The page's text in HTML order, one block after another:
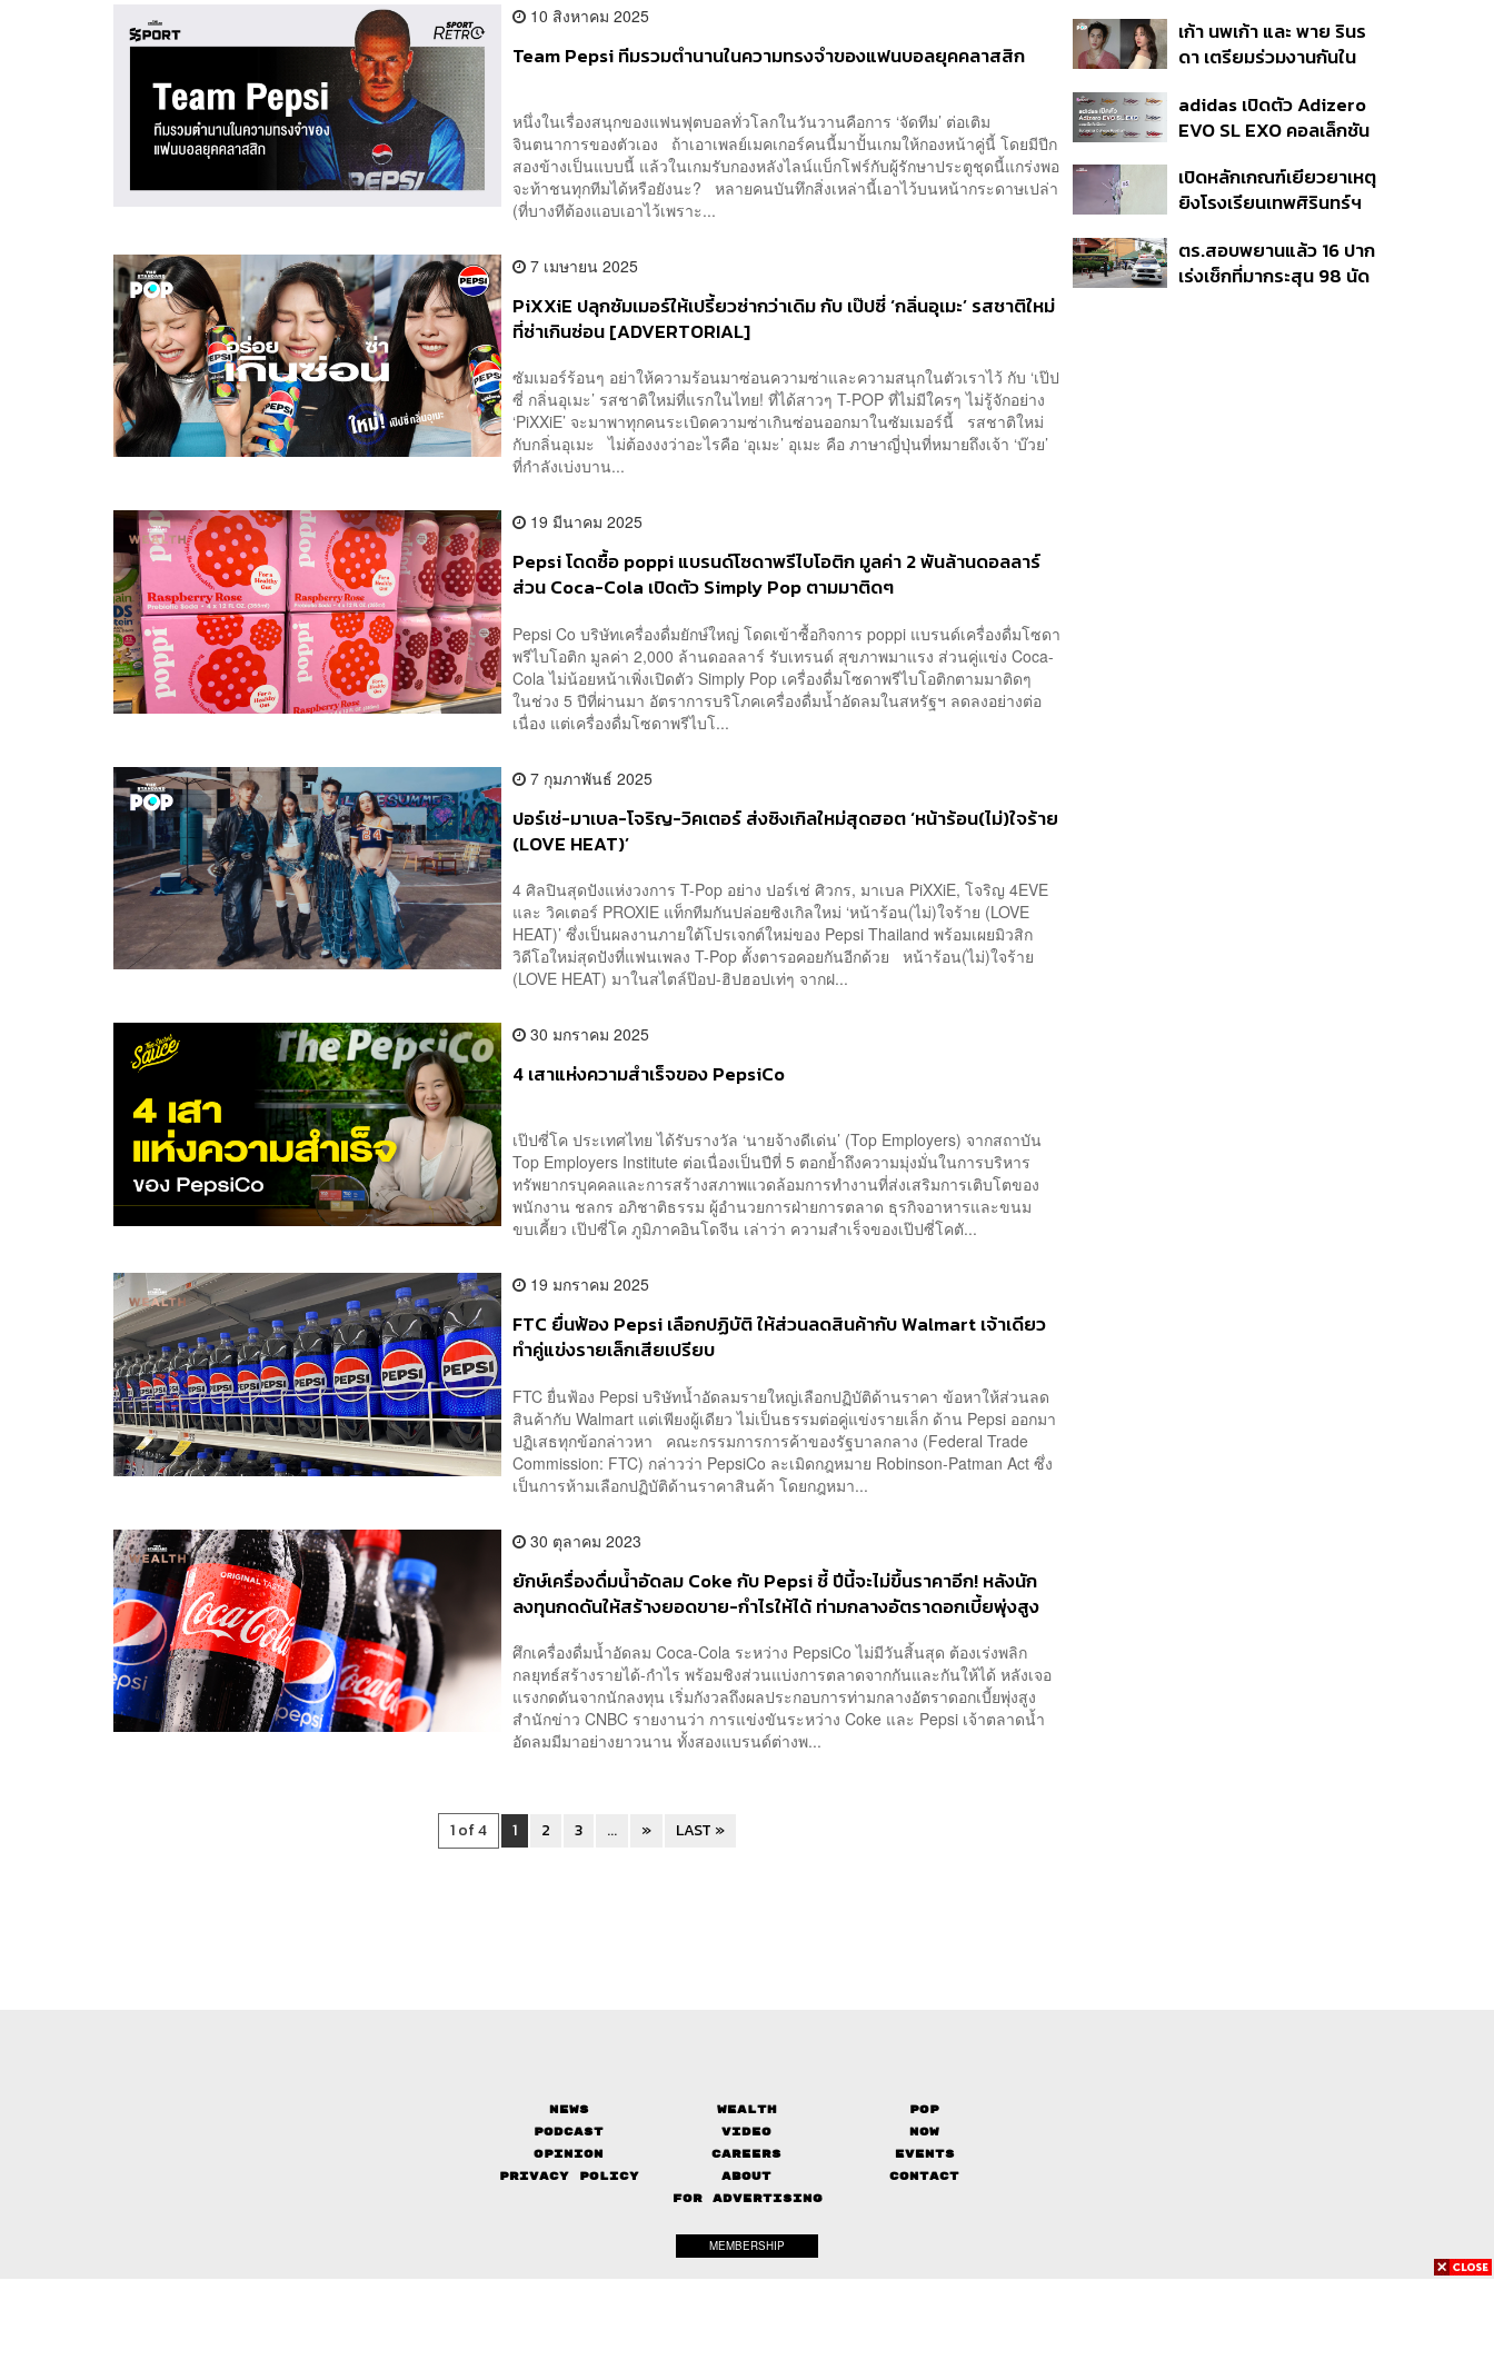
10 สิงหาคม 2025
Team Pepsi ทีมรวมตำนานในความทรงจำของแฟนบอลยุคคลาสสิก
หนึ่งในเรื่องสนุกของแฟนฟุตบอลทั่วโลกในวันวานคือการ ‘จัดทีม’ ต่อเติม
จินตนาการของตัวเอง ถ้าเอาเพลย์เมคเกอร์คนนี้มาปั้นเกมให้กองหน้าคู่นี้ โดยมีปีก
สองข้างเป็นแบบนี้ แล้วในเกมรับกองหลังไลน์แบ็กโฟร์กับผู้รักษาประตูชุดนี้แกร่งพอ
จะท้าชนทุกทีมได้หรือยังนะ? หลายคนบันทึกสิ่งเหล่านี้เอาไว้บนหน้ากระดาษเปล่า
(ที่บางทีต้องแอบเอาไว้เพราะ...
7 เมษายน 2025
PiXXiE ปลุกซัมเมอร์ให้เปรี้ยวซ่ากว่าเดิม กับ เป๊ปซี่ ‘กลิ่นอุเมะ’ รสชาติใหม่
ที่ซ่าเกินซ่อน [ADVERTORIAL]
ซัมเมอร์ร้อนๆ อย่าให้ความร้อนมาซ่อนความซ่าและความสนุกในตัวเราไว้ กับ ‘เป๊ป
ซี่ กลิ่นอุเมะ’ รสชาติใหม่ที่แรกในไทย! ที่ได้สาวๆ T-POP ที่ไม่มีใครๆ ไม่รู้จักอย่าง
‘PiXXiE’ จะมาพาทุกคนระเบิดความซ่าเกินซ่อนออกมาในซัมเมอร์นี้ รสชาติใหม่
กับกลิ่นอุเมะ ไม่ต้องงงว่าอะไรคือ ‘อุเมะ’ อุเมะ คือ ภาษาญี่ปุ่นที่หมายถึงเจ้า ‘บ๊วย’
ที่กำลังเบ่งบาน...
19 มีนาคม 2025
Pepsi โดดซื้อ poppi แบรนด์โซดาพรีไบโอติก มูลค่า 2 พันล้านดอลลาร์
ส่วน Coca-Cola เปิดตัว Simply Pop ตามมาติดๆ
Pepsi Co บริษัทเครื่องดื่มยักษ์ใหญ่ โดดเข้าซื้อกิจการ poppi แบรนด์เครื่องดื่มโซดา
พรีไบโอติก มูลค่า 2,000 ล้านดอลลาร์ รับเทรนด์ สุขภาพมาแรง ส่วนคู่แข่ง Coca-
Cola ไม่น้อยหน้าเพิ่งเปิดตัว Simply Pop เครื่องดื่มโซดาพรีไบโอติกตามมาติดๆ
ในช่วง 5 ปีที่ผ่านมา อัตราการบริโภคเครื่องดื่มน้ำอัดลมในสหรัฐฯ ลดลงอย่างต่อ
เนื่อง แต่เครื่องดื่มโซดาพรีไบโ...
7 กุมภาพันธ์ 2025
ปอร์เช่-มาเบล-โจริญ-วิคเตอร์ ส่งซิงเกิลใหม่สุดฮอต ‘หน้าร้อน(ไม่)ใจร้าย
(LOVE HEAT)’
4 ศิลปินสุดปังแห่งวงการ T-Pop อย่าง ปอร์เช่ ศิวกร, มาเบล PiXXiE, โจริญ 4EVE
และ วิคเตอร์ PROXIE แท็กทีมกันปล่อยซิงเกิลใหม่ ‘หน้าร้อน(ไม่)ใจร้าย (LOVE
HEAT)’ ซึ่งเป็นผลงานภายใต้โปรเจกต์ใหม่ของ Pepsi Thailand พร้อมเผยมิวสิก
วิดีโอใหม่สุดปังที่แฟนเพลง T-Pop ตั้งตารอคอยกันอีกด้วย หน้าร้อน(ไม่)ใจร้าย
(LOVE HEAT) มาในสไตล์ป๊อป-ฮิปฮอปเท่ๆ จากฝ...
30 มกราคม 2025
4 เสาแห่งความสำเร็จของ PepsiCo
เป๊ปซี่โค ประเทศไทย ได้รับรางวัล ‘นายจ้างดีเด่น’ (Top Employers) จากสถาบัน
Top Employers Institute ต่อเนื่องเป็นปีที่ 5 ตอกย้ำถึงความมุ่งมั่นในการบริหาร
ทรัพยากรบุคคลและการสร้างสภาพแวดล้อมการทำงานที่ส่งเสริมการเติบโตของ
พนักงาน ชลกร อภิชาติธรรม ผู้อำนวยการฝ่ายการตลาด ธุรกิจอาหารและขนม
ขบเคี้ยว เป๊ปซี่โค ภูมิภาคอินโดจีน เล่าว่า ความสำเร็จของเป๊ปซี่โคตั...
19 มกราคม 2025
FTC ยื่นฟ้อง Pepsi เลือกปฏิบัติ ให้ส่วนลดสินค้ากับ Walmart เจ้าเดียว
ทำคู่แข่งรายเล็กเสียเปรียบ
FTC ยื่นฟ้อง Pepsi บริษัทน้ำอัดลมรายใหญ่เลือกปฏิบัติด้านราคา ข้อหาให้ส่วนลด
สินค้ากับ Walmart แต่เพียงผู้เดียว ไม่เป็นธรรมต่อคู่แข่งรายเล็ก ด้าน Pepsi ออกมา
ปฏิเสธทุกข้อกล่าวหา คณะกรรมการการค้าของรัฐบาลกลาง (Federal Trade
Commission: FTC) กล่าวว่า PepsiCo ละเมิดกฎหมาย Robinson-Patman Act ซึ่ง
เป็นการห้ามเลือกปฏิบัติด้านราคาสินค้า โดยกฎหมา...
30 ตุลาคม 2023
ยักษ์เครื่องดื่มน้ำอัดลม Coke กับ Pepsi ชี้ ปีนี้จะไม่ขึ้นราคาอีก! หลังนัก
ลงทุนกดดันให้สร้างยอดขาย-กำไรให้ได้ ท่ามกลางอัตราดอกเบี้ยพุ่งสูง
ศึกเครื่องดื่มน้ำอัดลม Coca-Cola ระหว่าง PepsiCo ไม่มีวันสิ้นสุด ต้องเร่งพลิก
กลยุทธ์สร้างรายได้-กำไร พร้อมชิงส่วนแบ่งการตลาดจากกันและกันให้ได้ หลังเจอ
แรงกดดันจากนักลงทุน เริ่มกังวลถึงผลประกอบการท่ามกลางอัตราดอกเบี้ยพุ่งสูง
สำนักข่าว CNBC รายงานว่า การแข่งขันระหว่าง Coke และ Pepsi เจ้าตลาดน้ำ
อัดลมมีมาอย่างยาวนาน ทั้งสองแบรนด์ต่างพ...
1 of 4 1 2 3 ... » LAST »
แม้ศาลสูงสุดเคยตัดสิน
คัดค้าน
เก้า นพเก้า และ พาย รินร
ดา เตรียมร่วมงานกันใน
Taste In Time’
adidas เปิดตัว Adizero
EVO SL EXO คอลเล็กชัน
Football
เปิดหลักเกณฑ์เยียวยาเหตุ
ยิงโรงเรียนเทพศิรินทร์ฯ
เจ็บสูงสุด 1 แสน เยียวยา
จิตใจ 5 ระดับ
ตร.สอบพยานแล้ว 16 ปาก
เร่งเช็กที่มากระสุน 98 นัด
News Wealth
Pop
Podcast
Video
Now
Opinion
Careers
Events
Privacy Policy
About
Contact
FOR ADVERTISING
MEMBERSHIP